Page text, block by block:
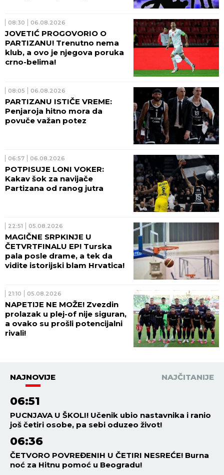
08:30 06.08.2026
JOVETIĆ PROGOVORIO O
PARTIZANU! Trenutno nema
klub, a ovo je njegova poruka
crno-belima!
08:05 06.08.2026
PARTIZANU ISTIČE VREME:
Penjaroja hitno mora da
povuče važan potez
06:57 06.08.2026
POTPISUJE LONI VOKER:
Kakav šok za navijače
Partizana od ranog jutra
22:51 05.08.2026
MAGIČNE SRPKINJE U
ČETVRTFINALU EP! Turska
pala posle drame, a tek da
vidite istorijski blam Hrvatica!
21:10 05.08.2026
NAPETIJE NE MOŽE! Zvezdin
prolazak u plej-of nije siguran,
a ovako su prošli potencijalni
rivali!
NAJNOVIJE NAJČITANIJE
06:51
PUCNJAVA U ŠKOLI! Učenik ubio nastavnika i ranio
još četiri osobe, pa sebi oduzeo život!
06:36
ČETVORO POVREĐENIH U ČETIRI NESREĆE! Burna
noć za Hitnu pomoć u Beogradu!